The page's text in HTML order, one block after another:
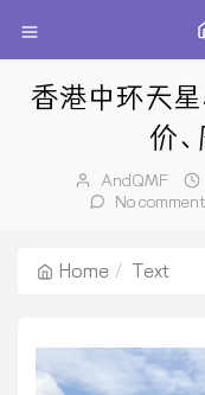
香港中环天
价
Author：
AndQMF
No
Home Text